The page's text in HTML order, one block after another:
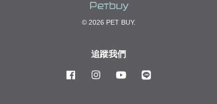
© 2026 PET BUY.
追蹤我們
Facebook Instagram YouTube